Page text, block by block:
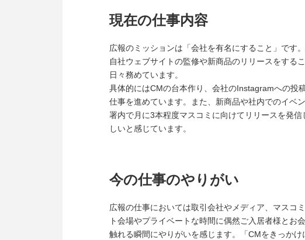
現在の仕事内容
広報のミッションは「会社を有名にすること」です
自社ウェブサイトの監修や新商品のリリースをする
日々務めています。
具体的にはCMの台本作り、会社のInstagramへの投
仕事を進めています。また、新商品や社内でのイベ
署内で月に3本程度マスコミに向けてリリースを発
しいと感じています。
今の仕事のやりがい
広報の仕事においては取引会社やメディア、マスコ
ト会場やプライベートな時間に偶然ご入居者様とお
触れる瞬間にやりがいを感じます。「CMをきっか